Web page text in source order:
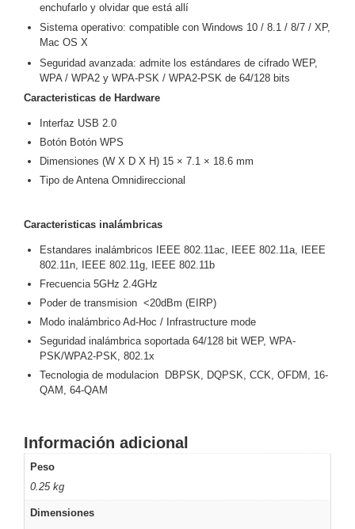
TurretFisheye
y
Hemisféricas
MotorizadoNVRs
Recorders Ocultas
-
PinholeProfesionales
-
/ 4G /
Cámaras
y DVRs
HD
TurboHD
/ AHD /
HD-TVI
Ambientes
SalinosAntiexplosión BalaDomo
/ Eyeball /
-
Pinhole
Analógicas
- TurboHD
enchufarlo y olvidar que está allí
Sistema operativo: compatible con Windows 10 / 8.1 / 8/7 / XP,
Mac OS X
Seguridad avanzada: admite los estándares de cifrado WEP,
WPA / WPA2 y WPA-PSK / WPA2-PSK de 64/128 bits
Caracteristicas de Hardware
Interfaz USB 2.0
Botón Botón WPS
Dimensiones (W X D X H) 15 × 7.1 × 18.6 mm
Tipo de Antena Omnidireccional
Caracteristicas inalámbricas
Estandares inalámbricos IEEE 802.11ac, IEEE 802.11a, IEEE
802.11n, IEEE 802.11g, IEEE 802.11b
Frecuencia 5GHz 2.4GHz
Poder de transmision <20dBm (EIRP)
Modo inalámbrico Ad-Hoc / Infrastructure mode
Seguridad inalámbrica soportada 64/128 bit WEP, WPA-
PSK/WPA2-PSK, 802.1x
Tecnologia de modulacion DBPSK, DQPSK, CCK, OFDM, 16-
QAM, 64-QAM
Información adicional
Peso
0.25 kg
Dimensiones